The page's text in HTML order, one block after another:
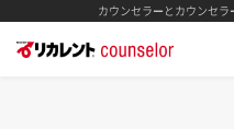
カウンセラーとカウンセ